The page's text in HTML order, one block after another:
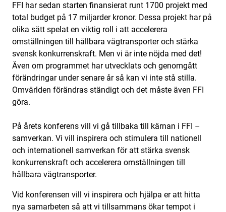
FFI har sedan starten finansierat runt 1700 projekt med
total budget på 17 miljarder kronor. Dessa projekt har på
olika sätt spelat en viktig roll i att accelerera
omställningen till hållbara vägtransporter och stärka
svensk konkurrenskraft. Men vi är inte nöjda med det!
Även om programmet har utvecklats och genomgått
förändringar under senare år så kan vi inte stå stilla.
Omvärlden förändras ständigt och det måste även FFI
göra.
På årets konferens vill vi gå tillbaka till kärnan i FFI –
samverkan. Vi vill inspirera och stimulera till nationell
och internationell samverkan för att stärka svensk
konkurrenskraft och accelerera omställningen till
hållbara vägtransporter.
Vid konferensen vill vi inspirera och hjälpa er att hitta
nya samarbeten så att vi tillsammans ökar tempot i